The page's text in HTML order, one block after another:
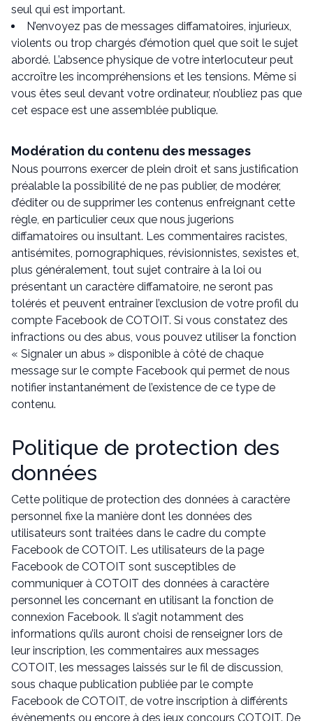
seul qui est important.
N’envoyez pas de messages diffamatoires, injurieux,
violents ou trop chargés d’émotion quel que soit le sujet
abordé. L’absence physique de votre interlocuteur peut
accroître les incompréhensions et les tensions. Même si
vous êtes seul devant votre ordinateur, n’oubliez pas que
cet espace est une assemblée publique.
Modération du contenu des messages
Nous pourrons exercer de plein droit et sans justification
préalable la possibilité de ne pas publier, de modérer,
d’éditer ou de supprimer les contenus enfreignant cette
règle, en particulier ceux que nous jugerions
diffamatoires ou insultant. Les commentaires racistes,
antisémites, pornographiques, révisionnistes, sexistes et,
plus généralement, tout sujet contraire à la loi ou
présentant un caractère diffamatoire, ne seront pas
tolérés et peuvent entraîner l’exclusion de votre profil du
compte Facebook de COTOIT. Si vous constatez des
infractions ou des abus, vous pouvez utiliser la fonction
« Signaler un abus » disponible à côté de chaque
message sur le compte Facebook qui permet de nous
notifier instantanément de l’existence de ce type de
contenu.
Politique de protection des
données
Cette politique de protection des données à caractère
personnel fixe la manière dont les données des
utilisateurs sont traitées dans le cadre du compte
Facebook de COTOIT. Les utilisateurs de la page
Facebook de COTOIT sont susceptibles de
communiquer à COTOIT des données à caractère
personnel les concernant en utilisant la fonction de
connexion Facebook. Il s’agit notamment des
informations qu’ils auront choisi de renseigner lors de
leur inscription, les commentaires aux messages
COTOIT, les messages laissés sur le fil de discussion,
sous chaque publication publiée par le compte
Facebook de COTOIT, de votre inscription à différents
évènements ou encore à des jeux concours COTOIT. De